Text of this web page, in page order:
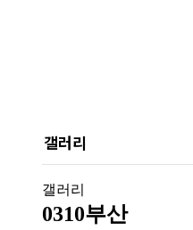
갤러리
갤러리
0310부산